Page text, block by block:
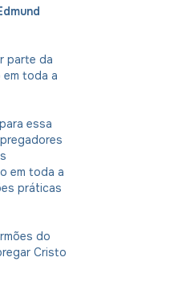
parte da
em toda a
essa
em toda a
práticas
do
Cristo